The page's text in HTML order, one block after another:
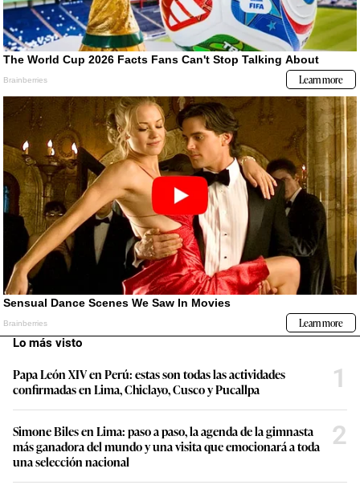
Lo más visto
Papa León XIV en Perú: estas son todas las actividades
confirmadas en Lima, Chiclayo, Cusco y Pucallpa
1
Simone Biles en Lima: paso a paso, la agenda de la gimnasta
más ganadora del mundo y una visita que emocionará a toda
una selección nacional
2